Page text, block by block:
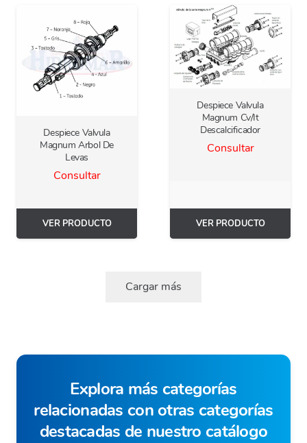
Despiece Valvula
Magnum Arbol De
Levas
Consultar
VER PRODUCTO
Despiece Valvula
Magnum Cv/It
Descalcificador
Consultar
VER PRODUCTO
Cargar más
Explora más categorías
relacionadas con otras categorías
destacadas de nuestro catálogo